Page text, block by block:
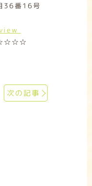
36番16号
次の記事